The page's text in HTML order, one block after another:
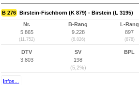
B 276 Birstein-Fischborn (K 879) - Birstein (L 3195)
Nr.
5.865
(11.752)
B-Rang
9.228
(6.826)
L-Rang
897
(878)
DTV
3.803
SV
198
(5,2%)
BPL
Infos...